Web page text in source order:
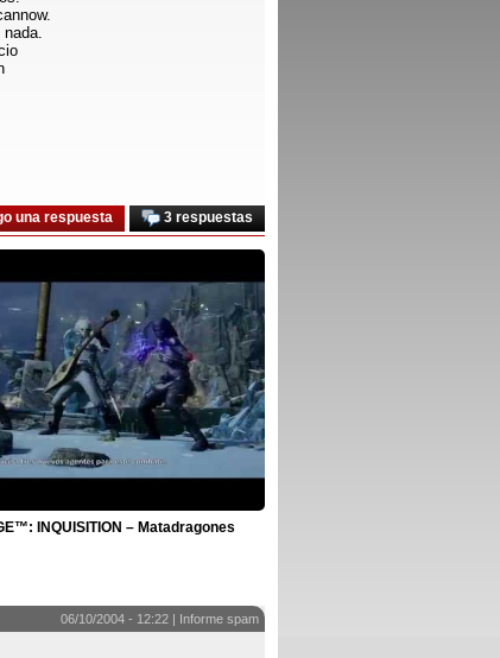
3 respuestas
una respuesta
INQUISITION – Matadragones
06/10/2004 - 12:22 | Informe spam